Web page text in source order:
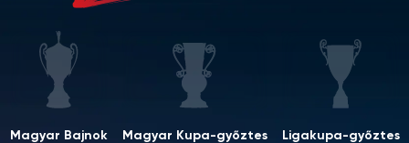
Magyar Bajnok
Magyar Kupa-győztes
Ligakupa-győztes